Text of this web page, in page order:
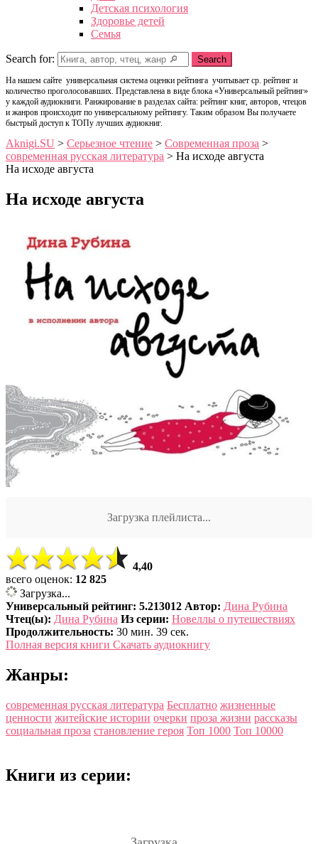
Детская психология
Здоровье детей
Семья
Search for: Search
На нашем сайте универсальная система оценки рейтинга учитывает ср. рейтинг и
количество проголосовавших. Представлена в виде блока «Универсальный рейтинг»
у каждой аудиокниги. Ранжирование в разделах сайта: рейтинг книг, авторов, чтецов
и жанров происходит по универсальному рейтингу. Таким образом Вы получаете
быстрый доступ к ТОПу лучших аудиокниг.
Aknigi.SU > Серьезное чтение > Современная проза >
современная русская литература > На исходе августа
На исходе августа
На исходе августа
Загрузка плейлиста...
4,40
всего оценок: 12 825
Загрузка...
Универсальный рейтинг: 5.213012 Автор: Дина Рубина
Чтец(ы): Дина Рубина Из серии: Новеллы о путешествиях
Продолжительность: 30 мин. 39 сек.
Полная версия книги Скачать аудиокнигу
Жанры:
современная русская литература Бесплатно жизненные
ценности житейские истории очерки проза жизни рассказы
социальная проза становление героя Топ 1000 Топ 10000
Книги из серии: